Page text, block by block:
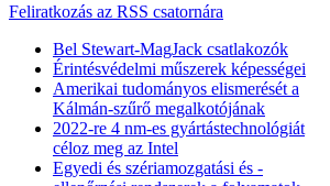
Feliratkozás az RSS csatornára
Bel Stewart-MagJack csatlakozók
Érintésvédelmi műszerek képességei
Amerikai tudományos elismerését a
Kálmán-szűrő megalkotójának
2022-re 4 nm-es gyártástechnológiát
céloz meg az Intel
Egyedi és szériamozgatási és -